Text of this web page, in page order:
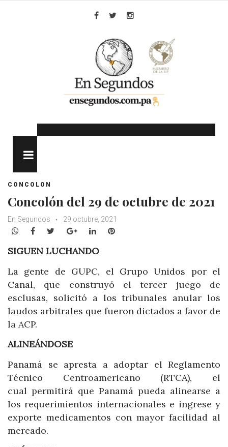
CONCOLON
Concolón del 29 de octubre de 2021
En Segundos 29 octubre, 2021
WhatsApp
Facebook
TwitterGoogle+LinkedInPinterest
SIGUEN LUCHANDO
La gente de GUPC, el Grupo Unidos por el
Canal, que construyó el tercer juego de
esclusas, solicitó a los tribunales anular los
laudos arbitrales que fueron dictados a favor de
la ACP.
ALINEÁNDOSE
Panamá se apresta a adoptar el Reglamento
Técnico Centroamericano (RTCA), el
cual permitirá que Panamá pueda alinearse a
los requerimientos internacionales e ingrese y
exporte medicamentos con mayor facilidad al
mercado.